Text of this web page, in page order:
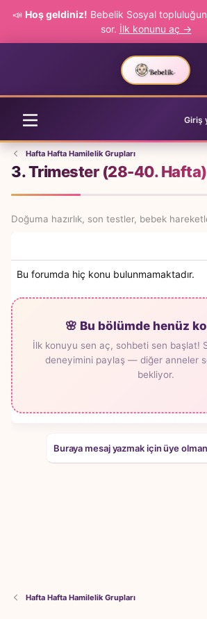
📣 Hoş geldiniz! Bebelik Sosyal
sor. İlk konunu aç →
Giriş
Hafta Hafta Hamilelik Grupları
3. Trimester (28-40. Hafta)
Doğuma hazırlık, son testler, bebek
Bu forumda hiç konu bulunmamaktadır.
🌸 Bu bölümde henüz
İlk konuyu sen aç, sohbeti sen başlat!
deneyimini paylaş — diğer anneler
bekliyor.
Buraya mesaj yazmak için üye
Hafta Hafta Hamilelik Grupları